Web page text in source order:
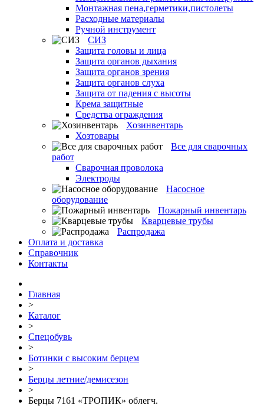
Монтажная пена,герметики,пистолеты
Расходные материалы
Ручной инструмент
СИЗ
Защита головы и лица
Защита органов дыхания
Защита органов зрения
Защита органов слуха
Защита от падения с высоты
Крема защитные
Средства ограждения
Хозинвентарь
Хозтовары
Все для сварочных
работ
Сварочная проволока
Электроды
Насосное
оборудование
Пожарный инвентарь
Кварцевые трубы
Распродажа
Оплата и доставка
Справочник
Контакты
Главная
>
Каталог
>
Спецобувь
>
Ботинки с высоким берцем
>
Берцы летние/демисезон
>
Берцы 7161 «ТРОПИК» облегч.